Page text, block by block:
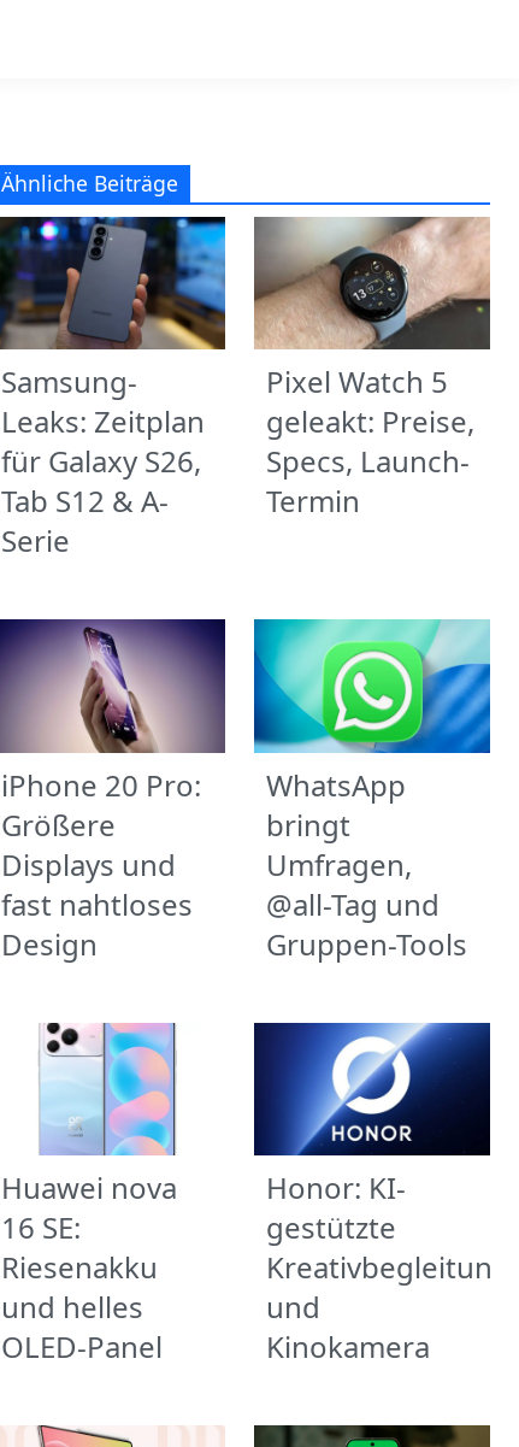
Ähnliche Beiträge
Samsung-
Leaks: Zeitplan
für Galaxy S26,
Tab S12 & A-
Serie
Pixel Watch 5
geleakt: Preise,
Specs, Launch-
Termin
iPhone 20 Pro:
Größere
Displays und
fast nahtloses
Design
WhatsApp
bringt
Umfragen,
@all-Tag und
Gruppen-Tools
Huawei nova
16 SE:
Riesenakku
und helles
OLED-Panel
Honor: KI-
gestützte
Kreativbegleitung
und
Kinokamera